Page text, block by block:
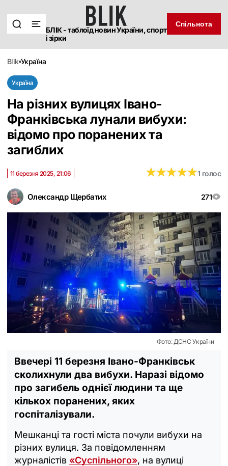
БЛІК - таблоїд новин України, спорт
і зірки
Спільнота
blik україна
Україна
На різних вулицях Івано-
Франківська лунали вибухи:
відомо про поранених та
загиблих
Олександр Щербатих 271
11 березня 2025, 21:06 ★★★★★
★★★★★1 голос
Фото: ДСНС України
Ввечері 11 березня Івано-Франківськ
сколихнули два вибухи. Наразі відомо
про загибель однієї людини та ще
кількох поранених, яких
госпіталізували.
Мешканці та гості міста почули вибухи на
різних вулиця. За повідомленням
журналістів «Суспільного», на вулиці